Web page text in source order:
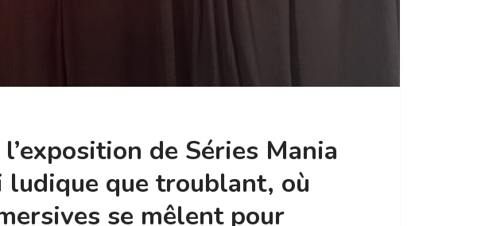
de Séries Mania
que troublant, où
se mêlent pour